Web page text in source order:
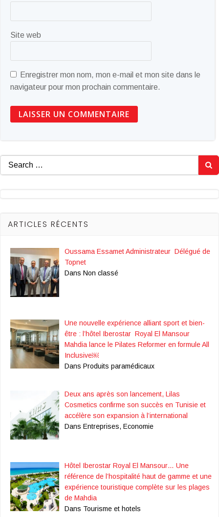
Site web
Enregistrer mon nom, mon e-mail et mon site dans le
navigateur pour mon prochain commentaire.
Search
for:
ARTICLES RÉCENTS
Oussama Essamet Administrateur Délégué de
Topnet
Dans Non classé
Une nouvelle expérience alliant sport et bien-
être : l’hôtel Iberostar Royal El Mansour
Mahdia lance le Pilates Reformer en formule All
Inclusive￼
Dans Produits paramédicaux
Deux ans après son lancement, Lilas
Cosmetics confirme son succès en Tunisie et
accélère son expansion à l’international
Dans Entreprises, Economie
Hôtel Iberostar Royal El Mansour… Une
référence de l’hospitalité haut de gamme et une
expérience touristique complète sur les plages
de Mahdia
Dans Tourisme et hotels